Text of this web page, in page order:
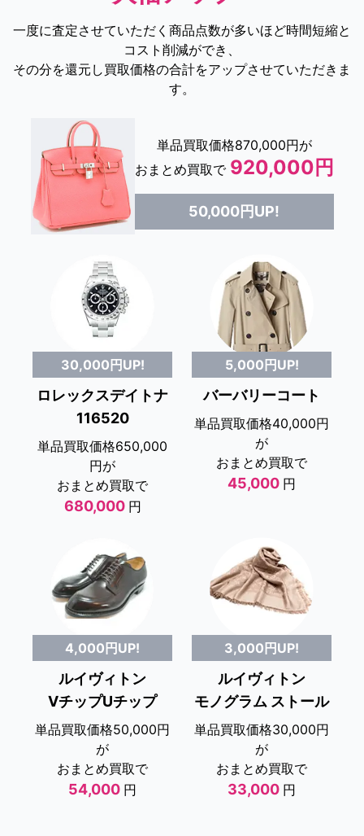
一度に査定させていただく商品点数が多いほど時間短縮と
コスト削減ができ、
その分を還元し買取価格の合計をアップさせていただきま
す。
単品買取価格870,000円が
おまとめ買取で 920,000円
50,000円UP!
30,000円UP!
ロレックスデイトナ
116520
単品買取価格650,000
円が
おまとめ買取で
680,000 円
5,000円UP!
バーバリーコート
単品買取価格40,000円
が
おまとめ買取で
45,000 円
4,000円UP!
ルイヴィトン
VチップUチップ
単品買取価格50,000円
が
おまとめ買取で
54,000 円
3,000円UP!
ルイヴィトン
モノグラム ストール
単品買取価格30,000円
が
おまとめ買取で
33,000 円